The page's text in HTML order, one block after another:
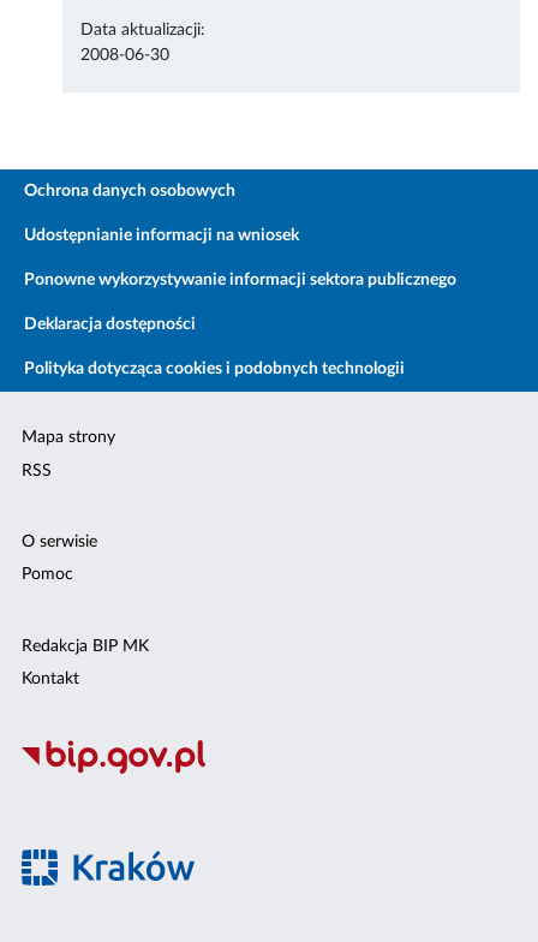
Data aktualizacji:
2008-06-30
Ochrona danych osobowych
Udostępnianie informacji na wniosek
Ponowne wykorzystywanie informacji sektora publicznego
Deklaracja dostępności
Polityka dotycząca cookies i podobnych technologii
Mapa strony
RSS
O serwisie
Pomoc
Redakcja BIP MK
Kontakt